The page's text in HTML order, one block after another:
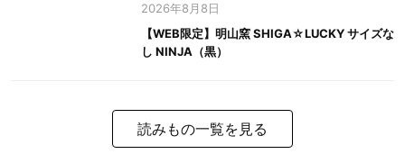
2026年8月8日
【WEB限定】明山窯 SHIGA☆LUCKY サイズな
し NINJA（黒）
読みもの一覧を見る